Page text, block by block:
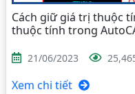
Cách giữ giá trị thuộc
thuộc tính trong
21/06/2023
Xem chi tiết